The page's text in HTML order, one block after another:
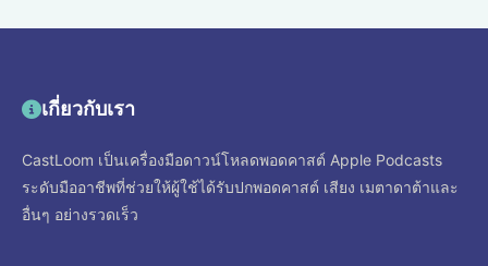
เกี่ยวกับเรา
CastLoom เป็นเครื่องมือดาวน์โหลดพอดคาสต์ Apple Podcasts
ระดับมืออาชีพที่ช่วยให้ผู้ใช้ได้รับปกพอดคาสต์ เสียง เมตาดาต้าและ
อื่นๆ อย่างรวดเร็ว